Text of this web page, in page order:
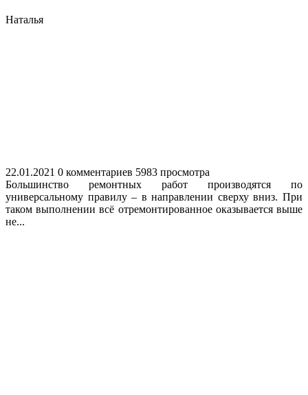
Наталья
22.01.2021 0 комментариев 5983 просмотра
Большинство ремонтных работ производятся по
универсальному правилу – в направлении сверху вниз. При
таком выполнении всё отремонтированное оказывается выше
не...